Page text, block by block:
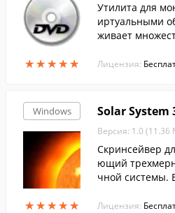
★★★★★
★★★★★
Утилита для
иртуальными
живает
Лицензия:
Windows
★★★★★
★★★★★
Solar System
Версия: 1.0 (11.36
Скринсейвер
ющий
чной системы.
ы FreeSoft
Лицензия: